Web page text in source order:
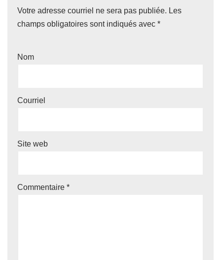
Votre adresse courriel ne sera pas publiée. Les
champs obligatoires sont indiqués avec *
Nom
Courriel
Site web
Commentaire *